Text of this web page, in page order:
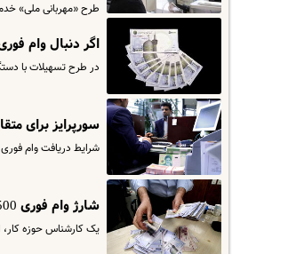
طرح‌ «مهربانی ملی»
اگر دنبال وام فوری
در طرح تسهیلات با
سورپرایز برای متقاضیان وام
شرایط دریافت وام فوری
شارژ وام فوری 500 هزار تومانی برای کارگران | شرایط وام ودیعه مسکن ارزان قیمت برای کارگران مستاجر
یک کارشناس حوزه کار،